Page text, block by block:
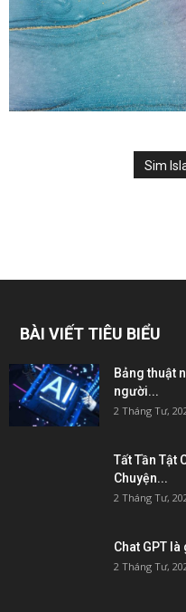
Sim
BÀI VIẾT TIÊU BIỂU
Bảng thuật
người...
2 Tháng Tư,
Tất Tần Tật
Chuyện...
2 Tháng Tư,
Chat GPT
2 Tháng Tư,